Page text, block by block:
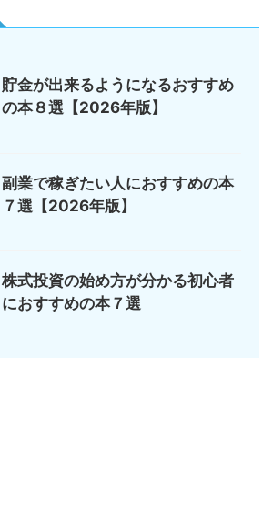
貯金が出来るようになるおすすめ
の本８選【2026年版】
副業で稼ぎたい人におすすめの本
７選【2026年版】
株式投資の始め方が分かる初心者
におすすめの本７選